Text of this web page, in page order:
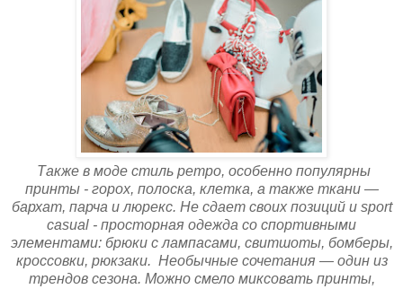
Также в моде стиль ретро, особенно популярны
принты - горох, полоска, клетка, а также ткани —
бархат, парча и люрекс. Не сдает своих позиций и sport
casual - просторная одежда со спортивными
элементами: брюки с лампасами, свитшоты, бомберы,
кроссовки, рюкзаки. Необычные сочетания — один из
трендов сезона. Можно смело миксовать принты,